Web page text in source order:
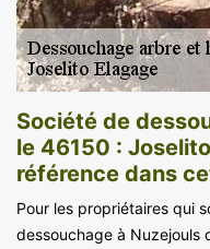
Société de
le 46150 :
référence dans
Pour les propriétaires qui
dessouchage à Nuzejouls